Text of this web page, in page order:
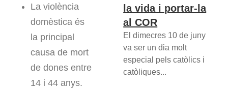
La violència
domèstica és
la principal
causa de mort
de dones entre
14 i 44 anys.
la vida i portar-la
al COR
El dimecres 10 de juny
va ser un dia molt
especial pels catòlics i
catòliques...